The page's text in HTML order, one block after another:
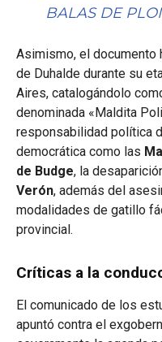
BALAS DE
Asimismo, el documento
de Duhalde durante su
Aires, catalogándolo
denominada «Maldita
responsabilidad política
democrática como las
de Budge, la
Verón, además del
modalidades de gatillo
provincial.
Críticas a la
El comunicado de los
apuntó contra el